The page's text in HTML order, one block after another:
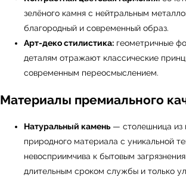
зелёного камня с нейтральным
благородный и современный образ.
Арт-деко стилистика: геометричные
деталям отражают классические
современным переосмыслением.
Материалы премиального
Натуральный камень — столешница из
природного материала с уникальной
невосприимчива к бытовым
длительным сроком службы и только
← Вернуться на предыдущую страницу